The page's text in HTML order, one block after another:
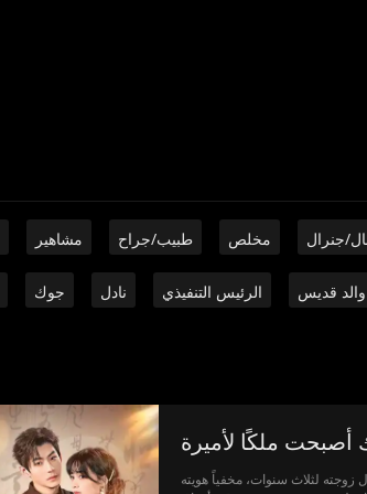
مشاهير طبيب/جراح مخلص جنرال
جوك نادل الرئيس التنفيذي والد قديس
أصبحت ملكًا لأميرة
لثلاث سنوات، مخفياً هويته